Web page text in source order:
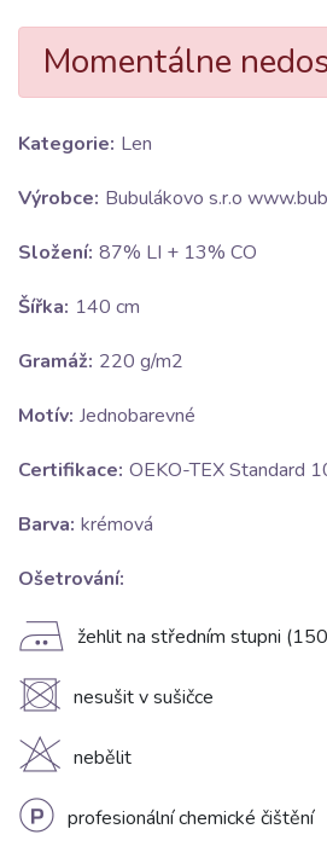
Momentálne
Kategorie: Len
Výrobce: Bubulákovo s.r.o
Složení: 87% LI + 13% CO
Šířka: 140 cm
Gramáž: 220 g/m2
Motív: Jednobarevné
Certifikace: OEKO-TEX Standard
Barva: krémová
Ošetrování:
E žehlit na středním stupni
U nesušit v sušičce
H nebělit
L profesionální chemické čištění